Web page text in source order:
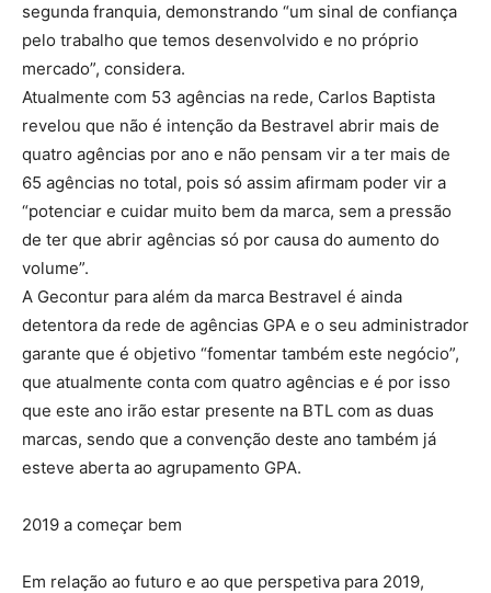
segunda franquia, demonstrando “um sinal de confiança
pelo trabalho que temos desenvolvido e no próprio
mercado”, considera.
Atualmente com 53 agências na rede, Carlos Baptista
revelou que não é intenção da Bestravel abrir mais de
quatro agências por ano e não pensam vir a ter mais de
65 agências no total, pois só assim afirmam poder vir a
“potenciar e cuidar muito bem da marca, sem a pressão
de ter que abrir agências só por causa do aumento do
volume”.
A Gecontur para além da marca Bestravel é ainda
detentora da rede de agências GPA e o seu administrador
garante que é objetivo “fomentar também este negócio”,
que atualmente conta com quatro agências e é por isso
que este ano irão estar presente na BTL com as duas
marcas, sendo que a convenção deste ano também já
esteve aberta ao agrupamento GPA.
2019 a começar bem
Em relação ao futuro e ao que perspetiva para 2019,